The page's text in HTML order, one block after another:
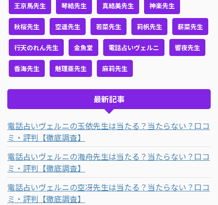
王京馬先生 琴結先生 真結美先生 神楽先生
秋桜先生 空遥先生 若菜先生 莉帆先生 薪菜先生
行天のれん先生 金魚堂 電話占いヴェルニ 響夜先生
香海先生 魅理亜先生 麻莉先生
最新記事
電話占いヴェルニの玉依先生は当たる？当たらない？口コ
ミ・評判【徹底調査】
電話占いヴェルニの海舟先生は当たる？当たらない？口コ
ミ・評判【徹底調査】
電話占いヴェルニの空冴先生は当たる？当たらない？口コ
ミ・評判【徹底調査】